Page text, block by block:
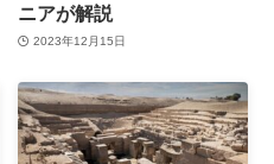
ニアが解説
2023年12月15日